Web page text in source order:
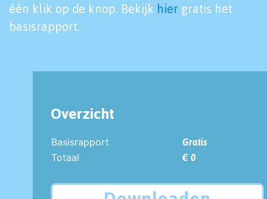
één klik op de knop. Bekijk hier gratis het
basisrapport.
Overzicht
Basisrapport
Gratis
Totaal
€ 0